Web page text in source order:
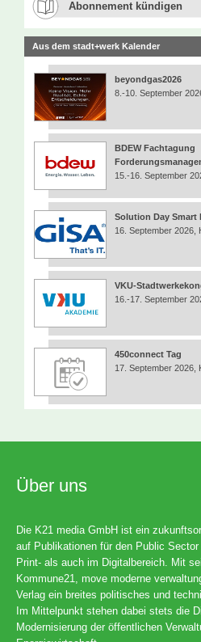
Abonnement kündigen
Aus dem stadt+werk Kalender
beyondgas2026
8.-10. September
BDEW Fachtagung
15.-16. September
Solution Day Smart
16. September 2026,
VKU-
16.-17. September
450connect Tag
17. September 2026,
Über uns
Die K21 media GmbH ist ein
auf Publikationen für den Public
Print- als auch im Digitalbereich. Mit
Kommune21, move moderne
Verlag ein breites politisches und
Im Mittelpunkt stehen dabei stets die
Modernisierung der öffentlichen